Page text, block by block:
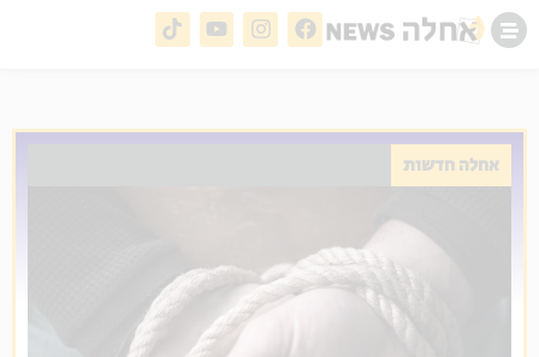
אחלה חדשות